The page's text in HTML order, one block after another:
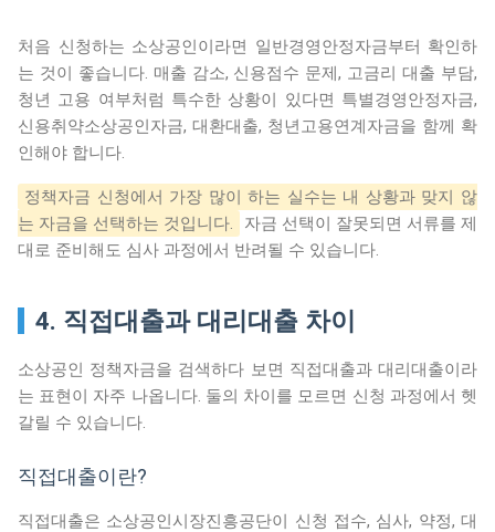
처음 신청하는 소상공인이라면 일반경영안정자금부터 확인하
는 것이 좋습니다. 매출 감소, 신용점수 문제, 고금리 대출 부담,
청년 고용 여부처럼 특수한 상황이 있다면 특별경영안정자금,
신용취약소상공인자금, 대환대출, 청년고용연계자금을 함께 확
인해야 합니다.
정책자금 신청에서 가장 많이 하는 실수는 내 상황과 맞지 않
는 자금을 선택하는 것입니다.
자금 선택이 잘못되면 서류를 제
대로 준비해도 심사 과정에서 반려될 수 있습니다.
4. 직접대출과 대리대출 차이
소상공인 정책자금을 검색하다 보면 직접대출과 대리대출이라
는 표현이 자주 나옵니다. 둘의 차이를 모르면 신청 과정에서 헷
갈릴 수 있습니다.
직접대출이란?
직접대출은 소상공인시장진흥공단이 신청 접수, 심사, 약정, 대